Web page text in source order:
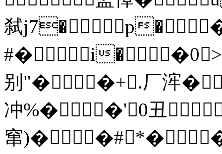
弑j7�p
#�i
别"��+.厂浶
冲%��'0丑
窜)��#